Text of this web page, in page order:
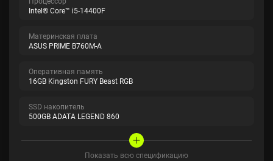
Intel® Core™ i5-14400F
Материнская плата
ASUS PRIME B760M-A
Оперативная память
16GB Kingston FURY Beast RGB
SSD накопитель
500GB ADATA LEGEND 860
Показать всю спецификацию